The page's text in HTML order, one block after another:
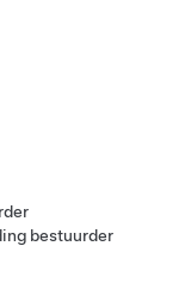
bestuurder